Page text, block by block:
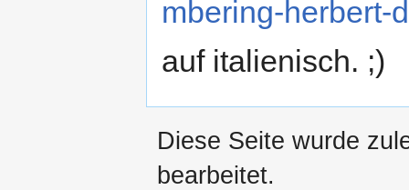
mbering-herbert-
auf italienisch. ;)
Diese Seite wurde
bearbeitet.